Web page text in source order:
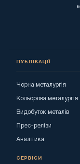
ПУБЛІКАЦІЇ
Чорна металургія
Кольорова металургія
Видобуток металів
Прес-релізи
Аналітика
СЕРВІСИ